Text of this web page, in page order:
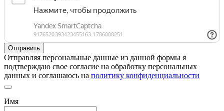
Отправляя персональные данные из данной формы я
подтверждаю свое согласие на обработку персональных
данных и соглашаюсь на политику конфиденциальности
Имя